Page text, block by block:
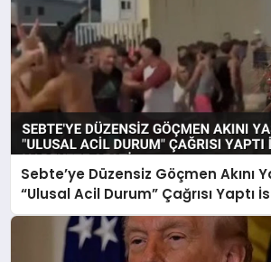
Sebte’ye Düzensiz Göçmen Akını
“Ulusal Acil Durum” Çağrısı Yaptı
Harekete Geçti